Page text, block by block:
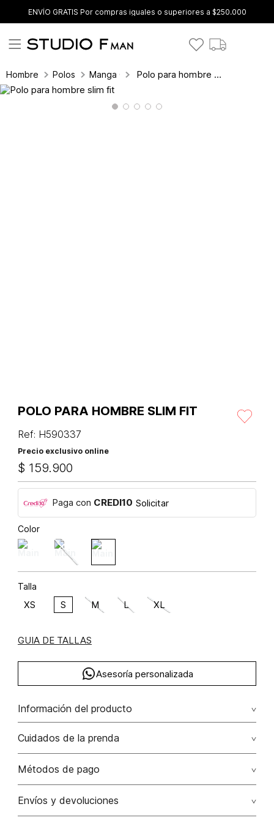
ENVÍO GRATIS Por compras iguales o superiores a $250.000
Hombre Polos Manga Corta Polo para hombre slim fit
POLO PARA HOMBRE SLIM FIT
Ref: H590337
Precio exclusivo online
$ 159.900
Paga con CREDI10 Solicitar
Color
Talla
XS S M L XL
GUIA DE TALLAS
Asesoría personalizada
Información del producto
algodón 96% elastano 4%
Cuidados de la prenda
Lavado a máquina máximo a 30°c / centrifugar / secar
No usar lejia
Métodos de pago
Tarjetas de crédito: Visa, Dinners, Master Card y American
Envíos y devoluciones